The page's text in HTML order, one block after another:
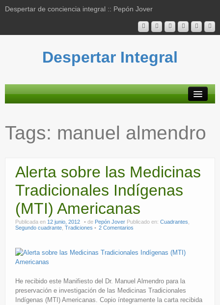
Despertar de conciencia integral :: Pepón Jover
Despertar Integral
Actividades
Bibliografía
Mapa contenidos
Contacto
Tags: manuel almendro
Alerta sobre las Medicinas
Tradicionales Indígenas
(MTI) Americanas
Publicada en 12 junio, 2012 de Pepón Jover Publicado en: Cuadrantes
Segundo cuadrante Tradiciones 2 Comentarios
He recibido este Manifiesto del Dr. Manuel Almendro para la
preservación e investigación de las Medicinas Tradicionales
Indígenas (MTI) Americanas. Copio íntegramente la carta recibida